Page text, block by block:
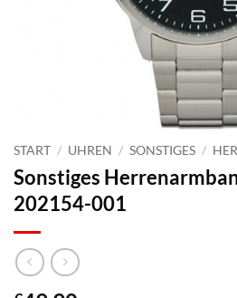
START / UHREN / SONSTIGES /
Sonstiges
202154-001